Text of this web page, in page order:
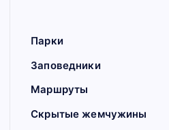
Парки
Заповедники
Маршруты
Скрытые жемчужины